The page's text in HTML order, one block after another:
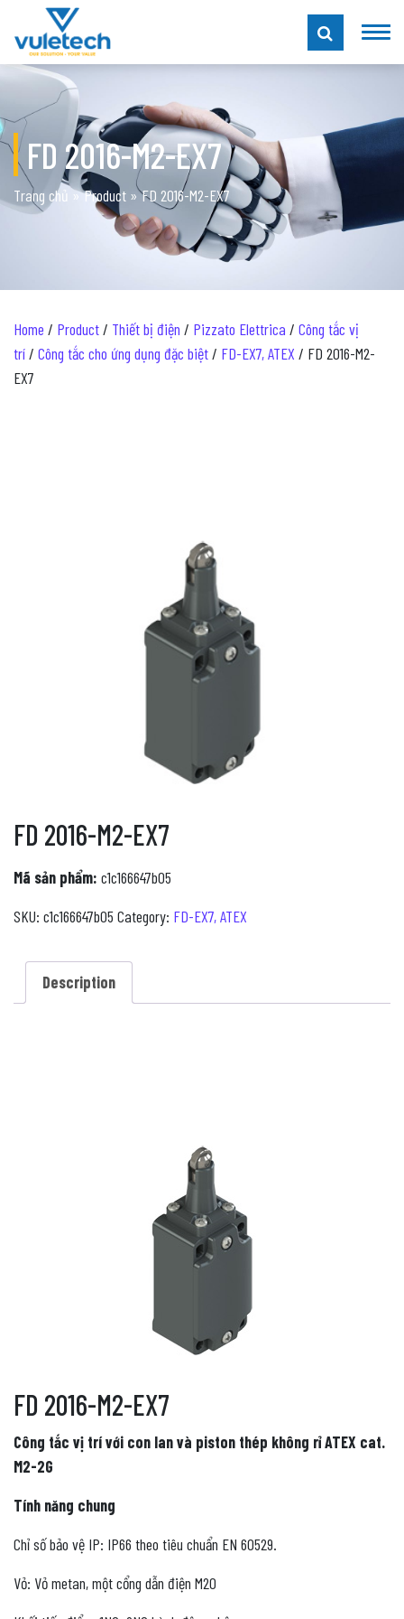
FD 2016-M2-EX7
Trang chủ »Product »FD 2016-M2-EX7
Home / Product/ Thiết bị điện / Pizzato Elettrica / Công tắc vị
trí/ Công tắc cho ứng dụng đặc biệt/ FD-EX7, ATEX / FD 2016-M2-
EX7
FD 2016-M2-EX7
Mã sản phẩm: c1c166647b05
SKU: c1c166647b05Category: FD-EX7, ATEX
Description
FD 2016-M2-EX7
Công tắc vị trí với con lan và piston thép không rỉ ATEX cat.
M2-2G
Tính năng chung
Chỉ số bảo vệ IP: IP66 theo tiêu chuẩn EN 60529.
Vỏ: Vỏ metan, một cổng dẫn điện M20